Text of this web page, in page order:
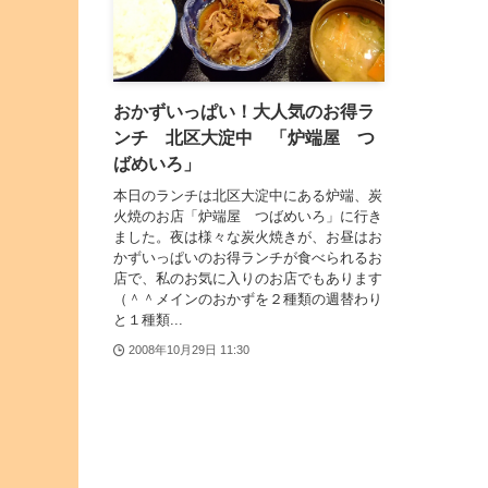
おかずいっぱい！大人気のお得ラ
ンチ 北区大淀中 「炉端屋 つ
ばめいろ」
本日のランチは北区大淀中にある炉端、炭
火焼のお店「炉端屋 つばめいろ」に行き
ました。夜は様々な炭火焼きが、お昼はお
かずいっぱいのお得ランチが食べられるお
店で、私のお気に入りのお店でもあります
（＾＾メインのおかずを２種類の週替わり
と１種類...
2008年10月29日 11:30